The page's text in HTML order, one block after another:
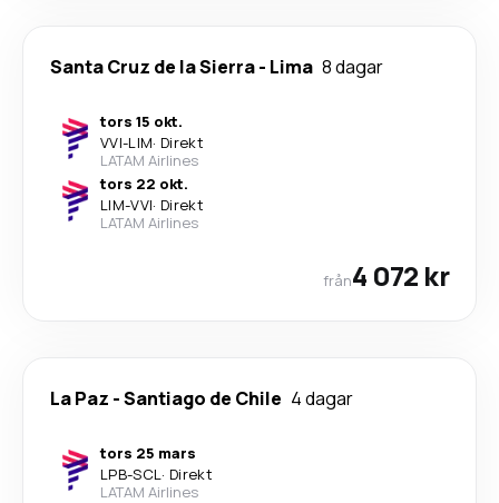
Santa Cruz de la Sierra- Lima 8 dagar
tors 15 okt.
VVI-LIM· Direkt
LATAM Airlines
tors 22 okt.
LIM-VVI· Direkt
LATAM Airlines
från4 072 kr
La Paz -Santiago de Chile 4 dagar
tors 25 mars
LPB-SCL· Direkt
LATAM Airlines